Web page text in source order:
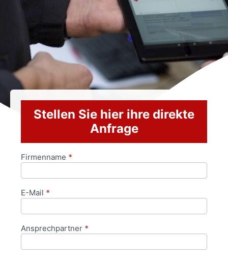
Stellen Sie hier ihre direkte
Anfrage
Anfrageformular
Firmenname *
E-Mail *
Ansprechpartner *